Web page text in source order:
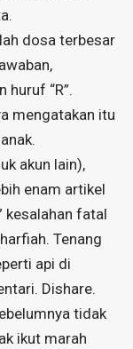
dosa terbesar
“R”.
mengatakan itu
akun lain),
enam artikel
kesalahan fatal
Tenang
api di
Dishare.
tidak
ikut marah